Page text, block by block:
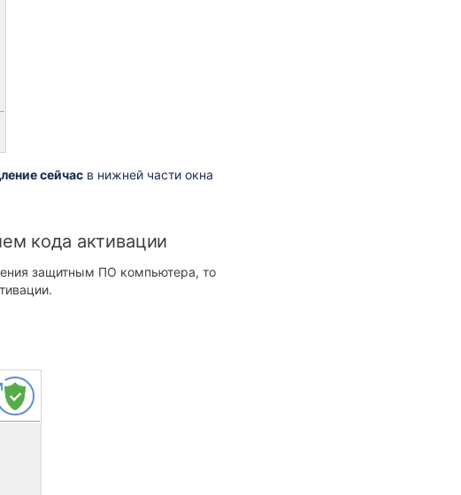
сейчас в нижней части окна
кода активации
защитным ПО компьютера, то